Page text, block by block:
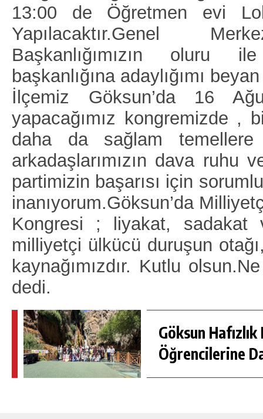
13:00 de Öğretmen evi
Yapılacaktır.Genel
Başkanlığımızın oluru
başkanlığına adaylığımı
İlçemiz Göksun’da 16
yapacağımız kongremizde ,
daha da sağlam
arkadaşlarımızın dava ruhu
partimizin başarısı için
inanıyorum.Göksun’da
Kongresi ; liyakat, sadakat
milliyetçi ülkücü duruşun
kaynağımızdır. Kutlu
dedi.
Göksun Hafızlık
Öğrencilerine